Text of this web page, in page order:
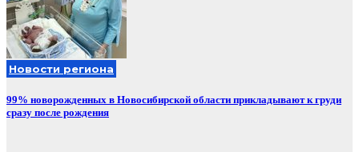
Новости региона
99% новорожденных в Новосибирской области прикладывают к груди
сразу после рождения